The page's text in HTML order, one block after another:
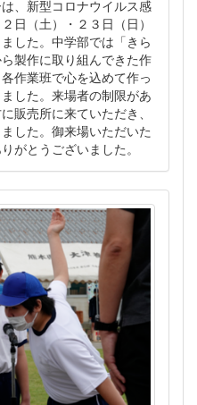
、新型コロナウイルス感
日（土）・２３日（日）
した。中学部では「きら
製作に取り組んできた作
作業班で心を込めて作っ
した。来場者の制限があ
販売所に来ていただき、
した。御来場いただいた
がとうございました。